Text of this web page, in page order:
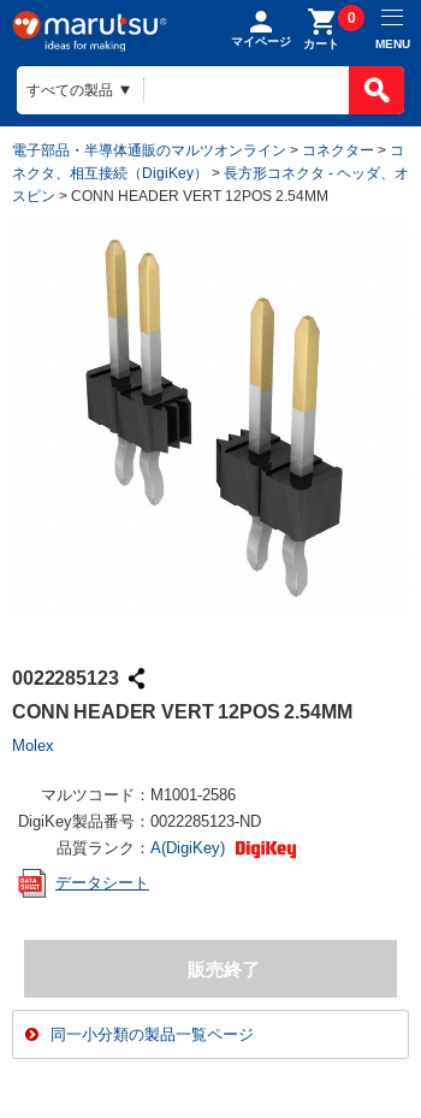
マイページ カート
0
MENU
電子部品・半導体通販のマルツオンライン > コネクター > コ
ネクタ、相互接続（DigiKey）
> 長方形コネクタ - ヘッダ、オ
スピン > CONN HEADER VERT 12POS 2.54MM
0022285123
CONN HEADER VERT 12POS 2.54MM
Molex
マルツコード： M1001-2586
DigiKey製品番号： 0022285123-ND
品質ランク： A(DigiKey)
データシート
同一小分類の製品一覧ページ